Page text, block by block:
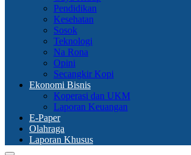
Pendidikan
Kesehatan
Sosok
Teknologi
Na Rona
Opini
Secangkir Kopi
Ekonomi Bisnis
Koperasi dan UKM
Laporan Keuangan
E-Paper
Olahraga
Laporan Khusus